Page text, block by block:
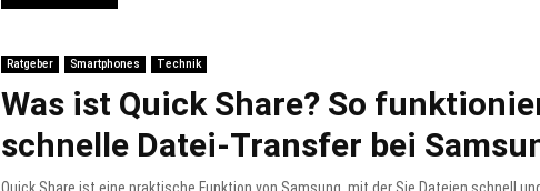
Ratgeber Smartphones Technik
Was ist Quick Share? So
schnelle Datei-Transfer bei
Quick Share ist eine praktische Funktion von Samsung, mit der Sie Dateien schnell